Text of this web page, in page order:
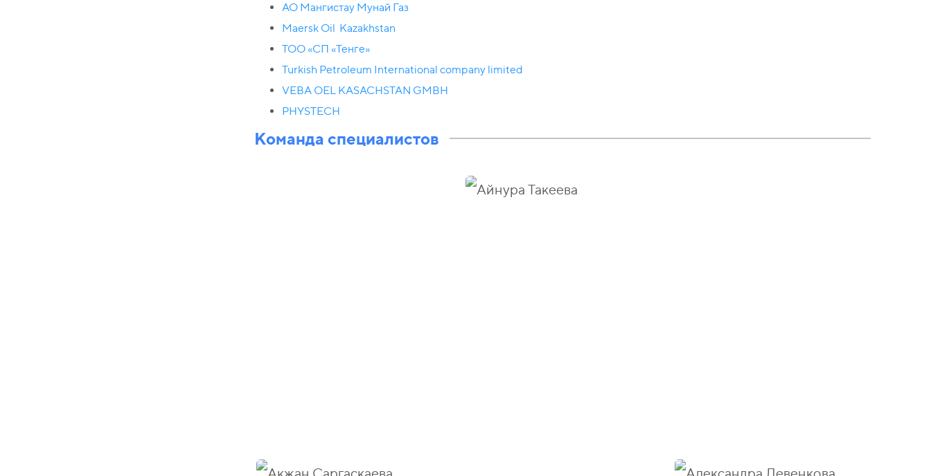
АО Мангистау Мунай Газ
Maersk Oil Kazakhstan
ТОО «СП «Тенге»
Turkish Petroleum International company limited
VEBA OEL KASACHSTAN GMBH
PHYSTECH
Команда специалистов